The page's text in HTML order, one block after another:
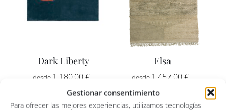
Gestionar consentimiento
Para ofrecer las mejores experiencias, utilizamos tecnologías
Dark Liberty
1.180,00€
de
precios:
Elsa
1.457,00€
precios: